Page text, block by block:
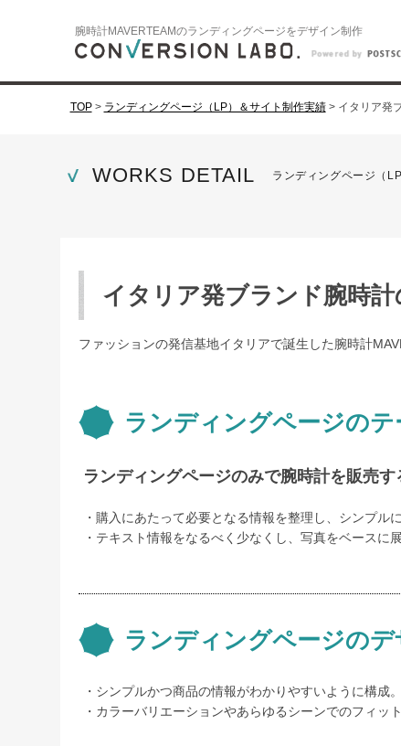
腕時計MAVERTEAMのランディングページをデザイン制作
TOP > ランディングページ（LP）＆サイト制作実績 > イタリア発
WORKS DETAIL ランディングページ（
イタリア発ブランド腕時
ファッションの発信基地イタリアで誕生した腕時計
ランディングページのテ
ランディングページのみで腕時計を販売す
購入にあたって必要となる情報を整理し、シンプルに
テキスト情報をなるべく少なくし、写真をベースに展
ランディングページの
シンプルかつ商品の情報がわかりやすいように構成。
カラーバリエーションやあらゆるシーンでのフィッ